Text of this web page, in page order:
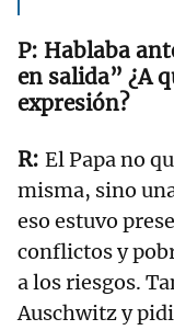
Hablaba
en salida” ¿A
expresión?
El Papa no
misma, sino
eso estuvo
conflictos y
a los riesgos.
Auschwitz y